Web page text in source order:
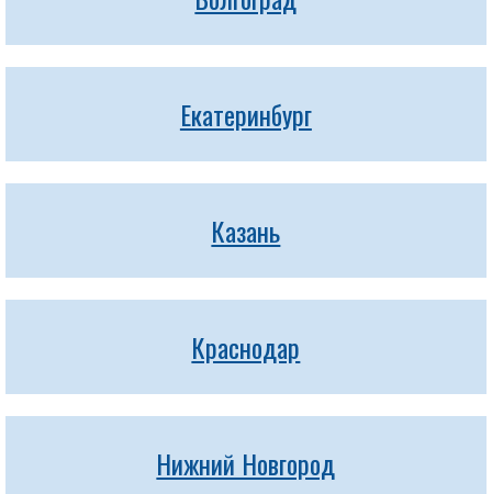
Екатеринбург
Казань
Краснодар
Нижний Новгород